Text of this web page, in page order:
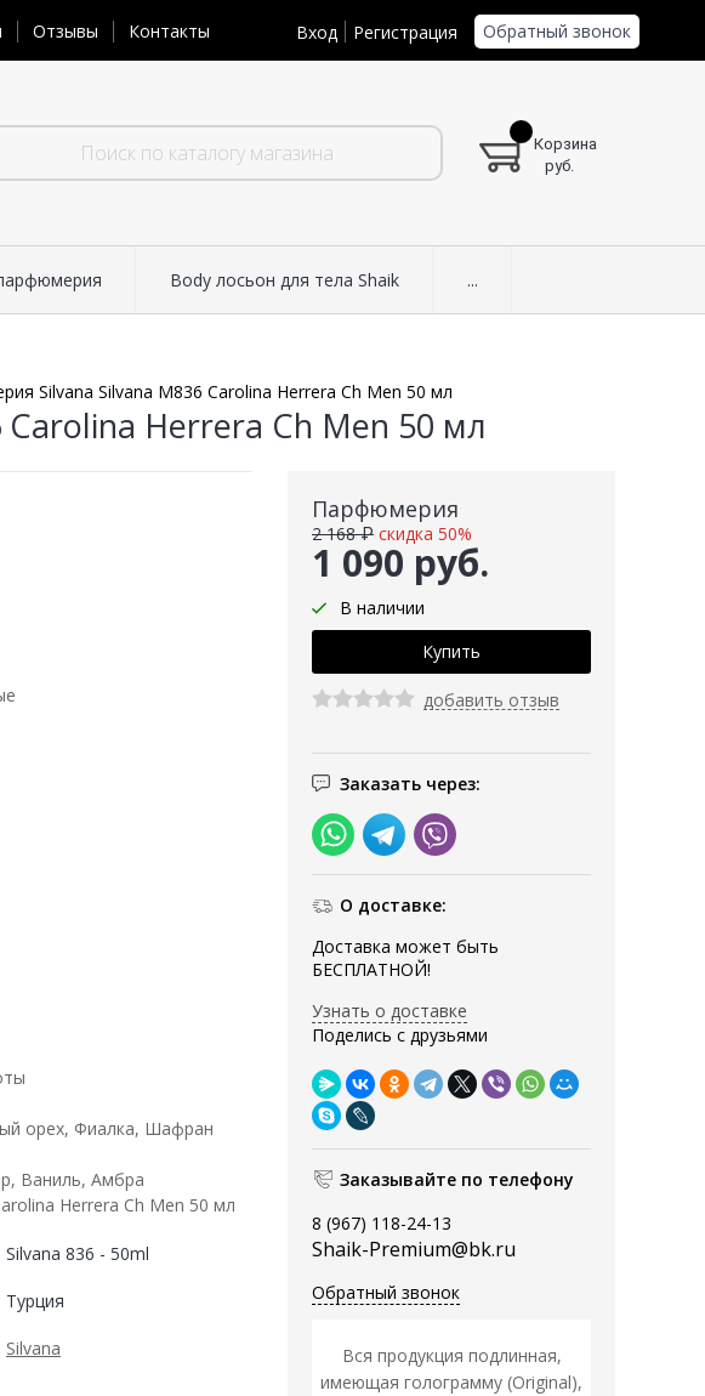
Отзывы Контакты Вход Регистрация Обратный звонок
Корзина
руб.
Body лосьон для тела Shaik ...
Silvana Silvana M836 Carolina Herrera Ch Men 50 мл
Herrera Ch Men 50 мл
Парфюмерия
1 090 руб.
2 168 ₽ скидка 50%
В наличии
добавить отзыв
Заказать через:
О доставке:
Доставка может быть
БЕСПЛАТНОЙ!
Узнать о доставке
Поделись с друзьями
Заказывайте по телефону
8 (967) 118-24-13
Shaik-Premium@bk.ru
Обратный звонок
Вся продукция подлинная,
имеющая голограмму (Original),
орех, Фиалка, Шафран
Ваниль, Амбра
Herrera Ch Men 50 мл
Silvana 836 - 50ml
Турция
Silvana